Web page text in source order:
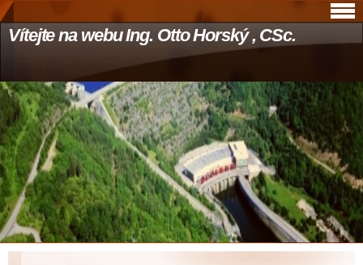
Vítejte na webu Ing. Otto Horský , CSc.